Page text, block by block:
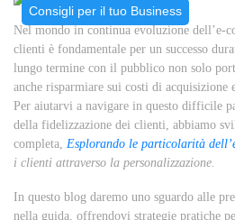
Consigli per il tuo Business
Nel mondo in continua evoluzione dell’e-
clienti è fondamentale per un successo
lungo termine con il pubblico non solo
anche risparmiare sui costi di acquisizione
Per aiutarvi a navigare in questo difficile
della fidelizzazione dei clienti, abbiamo
completa,
Esplorando le particolarità
i clienti attraverso la personalizzazione.
In questo blog daremo uno sguardo alle
nella guida, offrendovi strategie pratiche